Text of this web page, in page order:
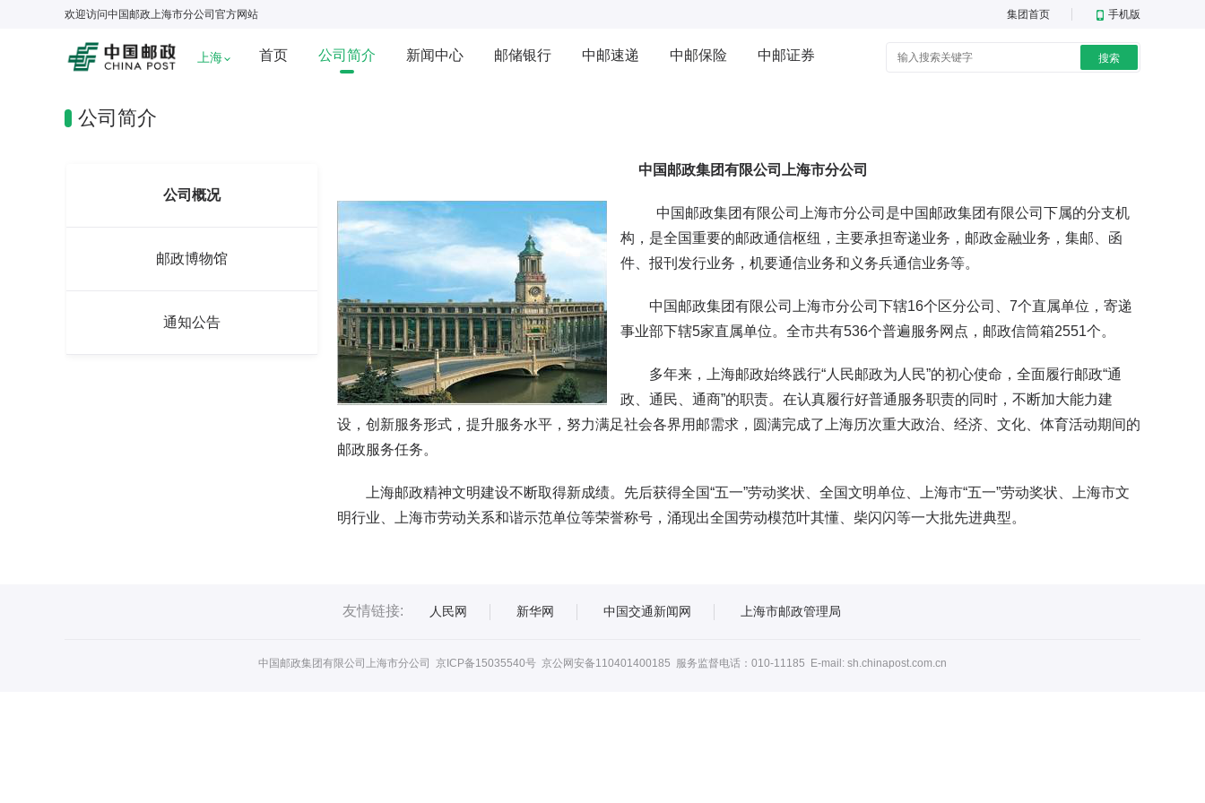
欢迎访问中国邮政上海市分公司 官方网站 集团首页 手机版
上海 首页 公司简介 新闻中心 邮储银行 中邮速递 中邮保险 中邮证券 搜索
公司简介
公司概况
邮政博物馆
通知公告
中国邮政集团有限公司上海市分公司
中国邮政集团有限公司上海市分公司是中国邮政集团有限公司下属的分支机
构，是全国重要的邮政通信枢纽，主要承担寄递业务，邮政金融业务，集邮、函
件、报刊发行业务，机要通信业务和义务兵通信业务等。
中国邮政集团有限公司上海市分公司下辖16个区分公司、7个直属单位，寄递
事业部下辖5家直属单位。全市共有536个普遍服务网点，邮政信筒箱2551个。
多年来，上海邮政始终践行“人民邮政为人民”的初心使命，全面履行邮政“通
政、通民、通商”的职责。在认真履行好普通服务职责的同时，不断加大能力建
设，创新服务形式，提升服务水平，努力满足社会各界用邮需求，圆满完成了上海历次重大政治、经济、文化、体育活动期间的
邮政服务任务。
上海邮政精神文明建设不断取得新成绩。先后获得全国“五一”劳动奖状、全国文明单位、上海市“五一”劳动奖状、上海市文
明行业、上海市劳动关系和谐示范单位等荣誉称号，涌现出全国劳动模范叶其懂、柴闪闪等一大批先进典型。
友情链接: 人民网 新华网 中国交通新闻网 上海市邮政管理局
中国邮政集团有限公司上海市分公司 京ICP备15035540号 京公网安备110401400185 服务监督电话：010-11185 E-mail: sh.chinapost.com.cn